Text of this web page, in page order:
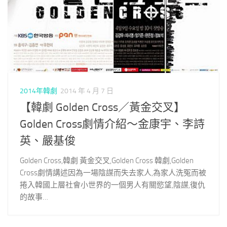
2014年韓劇 2014 年 4 月 7 日
【韓劇 Golden Cross／黃金交叉】
Golden Cross劇情介紹～金康宇、李詩
英、嚴基俊
Golden Cross,韓劇 黃金交叉,Golden Cross 韓劇,Golden
Cross劇情講述因為一場陰謀而失去家人,為家人洗冤而被
捲入韓國上層社會小世界的一個男人有關慾望,陰謀,復仇
的故事…